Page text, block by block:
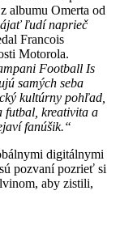
albumu Omerta od
ľudí naprieč
Francois
Motorola.
Football Is
samých seba
kultúrny pohľad,
futbal, kreativita a
fanúšik.“
digitálnymi
pozvaní pozrieť si
aby zistili,